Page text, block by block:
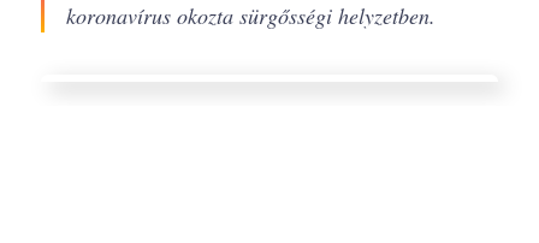
koronavírus okozta sürgősségi helyzetben.